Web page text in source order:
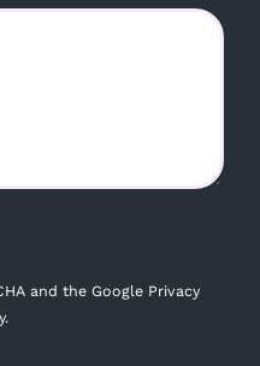
and the Google Privacy